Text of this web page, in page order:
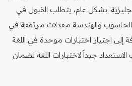
بشكل عام، يتطلب القبول في
الحاسوب والهندسة معدلات مرتفعة في
إلى اجتياز اختبارات موحدة في اللغة
جيداً لاختبارات اللغة لضمان